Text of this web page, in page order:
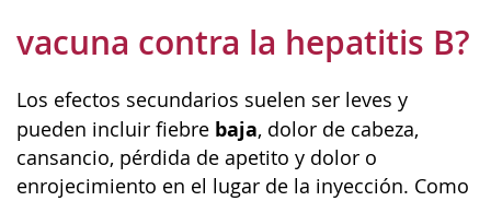
vacuna contra la hepatitis B?
Los efectos secundarios suelen ser leves y
pueden incluir fiebre baja, dolor de cabeza,
cansancio, pérdida de apetito y dolor o
enrojecimiento en el lugar de la inyección. Como